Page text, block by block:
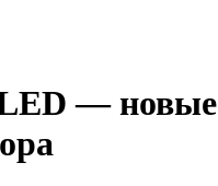
— новые